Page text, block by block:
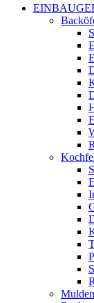
Close